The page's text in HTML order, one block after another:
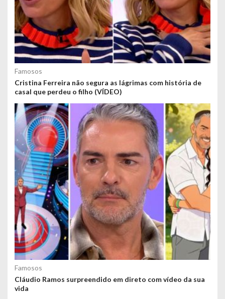
Famosos
Cristina Ferreira não segura as lágrimas com história de
casal que perdeu o filho (VÍDEO)
Famosos
Cláudio Ramos surpreendido em direto com vídeo da sua
vida